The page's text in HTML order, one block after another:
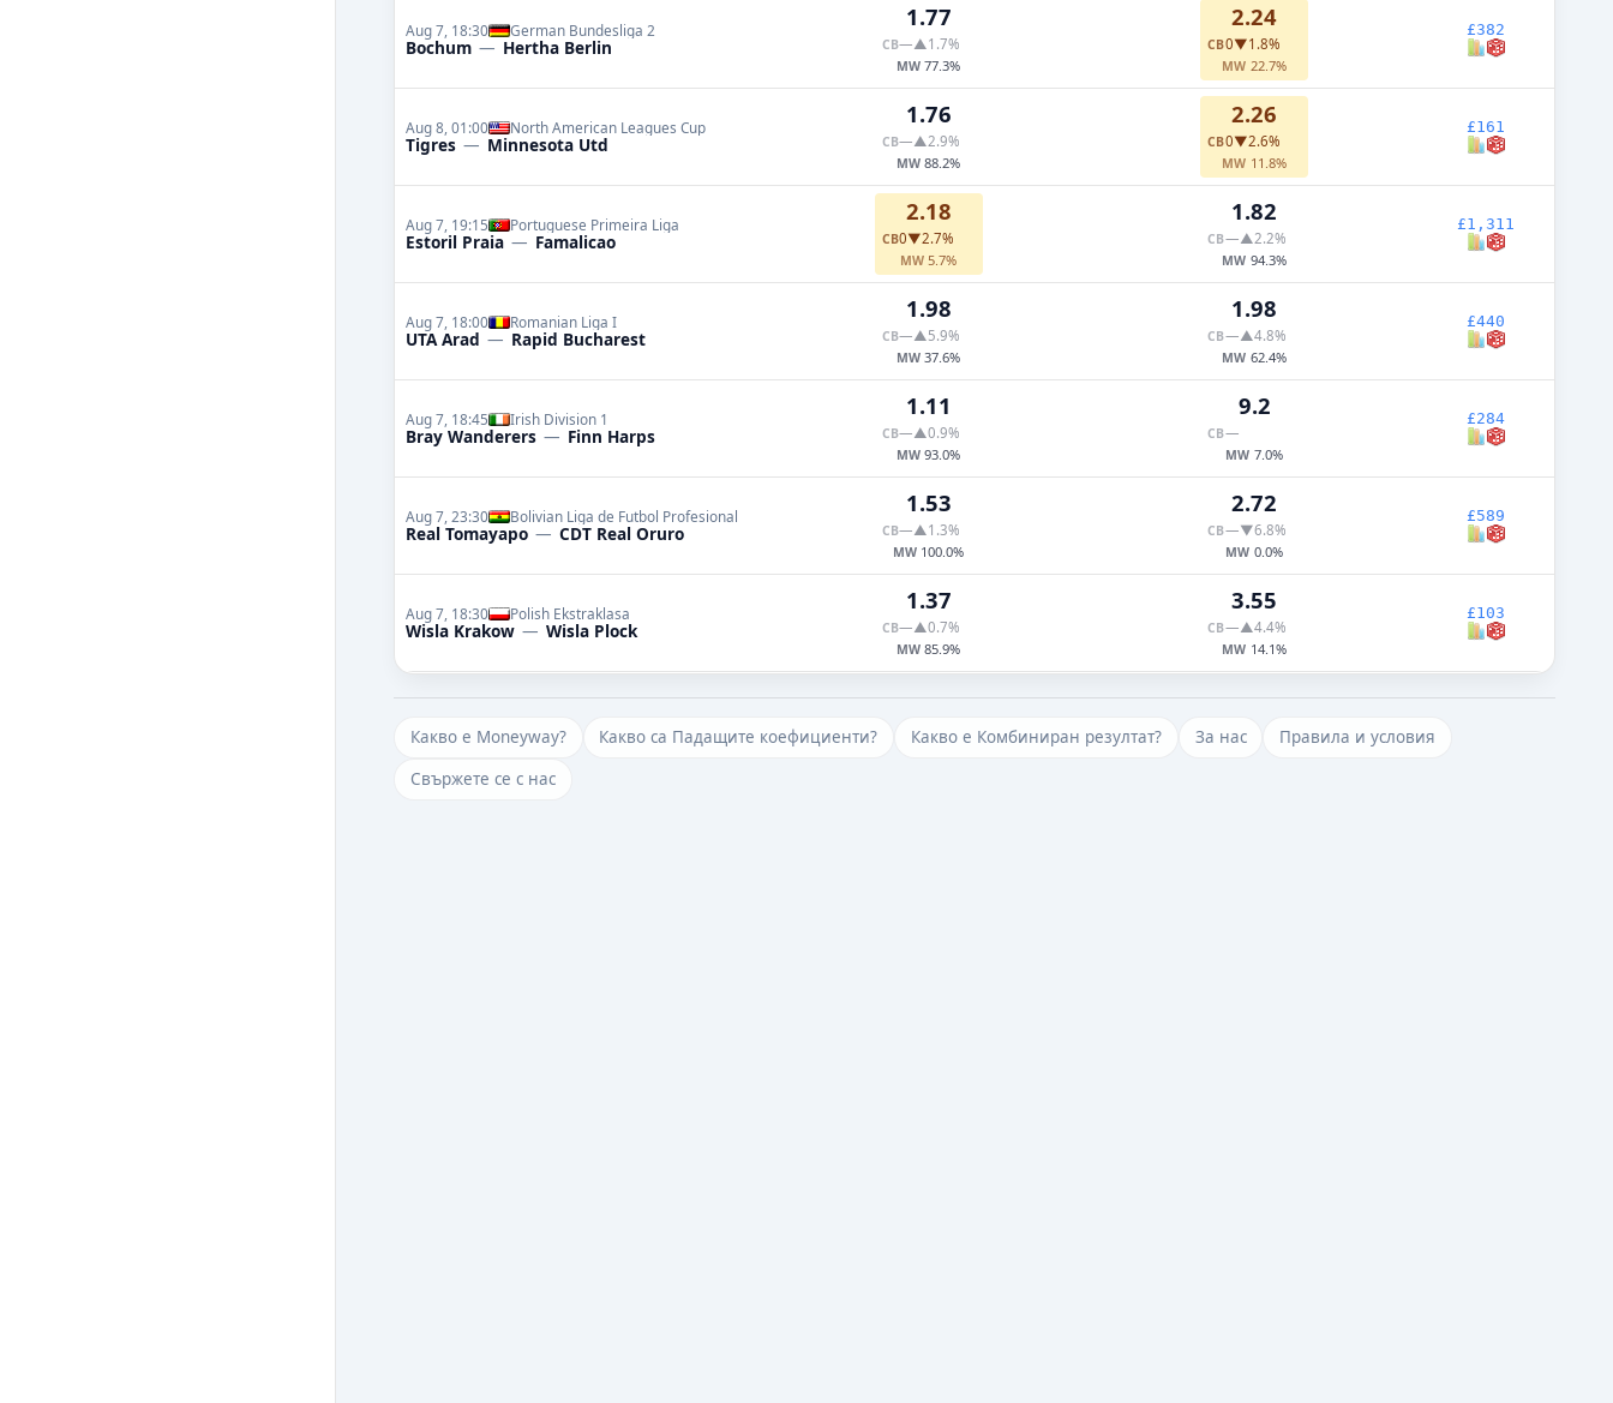
Aug 7, 18:30 German Bundesliga 2
Bochum — Hertha Berlin
1.77
CB—▲1.7%
MW 77.3%
2.24
CB0▼1.8%
MW 22.7%
£382
Aug 8, 01:00 North American Leagues Cup
Tigres — Minnesota Utd
1.76
CB—▲2.9%
MW 88.2%
2.26
CB0▼2.6%
MW 11.8%
£161
Aug 7, 19:15 Portuguese Primeira Liga
Estoril Praia — Famalicao
2.18
CB0▼2.7%
MW 5.7%
1.82
CB—▲2.2%
MW 94.3%
£1,311
Aug 7, 18:00 Romanian Liga I
UTA Arad — Rapid Bucharest
1.98
CB—▲5.9%
MW 37.6%
1.98
CB—▲4.8%
MW 62.4%
£440
Aug 7, 18:45 Irish Division 1
Bray Wanderers — Finn Harps
1.11
CB—▲0.9%
MW 93.0%
9.2
CB—
MW 7.0%
£284
Aug 7, 23:30 Bolivian Liga de Futbol Profesional
Real Tomayapo — CDT Real Oruro
1.53
CB—▲1.3%
MW 100.0%
2.72
CB—▼6.8%
MW 0.0%
£589
Aug 7, 18:30 Polish Ekstraklasa
Wisla Krakow — Wisla Plock
1.37
CB—▲0.7%
MW 85.9%
3.55
CB—▲4.4%
MW 14.1%
£103
Какво е Moneyway? Какво са Падащите коефициенти? Какво е Комбиниран резултат? За нас
Правила и условия
Свържете се с нас